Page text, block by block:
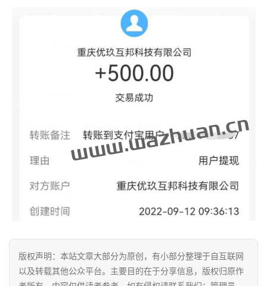
版权声明：本站文章大部分为原创，有小部分整理于自互联网
以及转载其他公众平台。主要目的在于分享信息，版权归原作